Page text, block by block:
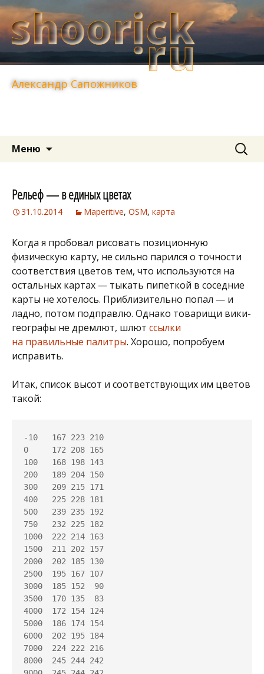
Александр Сапожников
Меню Найти:
Рельеф — в единых цветах
31.10.2014 Maperitive, OSM, карта
Когда я пробовал рисовать позиционную
физическую карту, не сильно парился о точности
соответствия цветов тем, что используются на
остальных картах — тыкать пипеткой в соседние
карты не хотелось. Приблизительно попал — и
ладно, потом подправлю. Однако товарищи вики-
географы не дремлют, шлют ссылки
на правильные палитры. Хорошо, попробуем
исправить.
Итак, список высот и соответствующих им цветов
такой:
-10   167 223 210
0     172 208 165
100   168 198 143
200   189 204 150
300   209 215 171
400   225 228 181
500   239 235 192
750   232 225 182
1000  222 214 163
1500  211 202 157
2000  202 185 130
2500  195 167 107
3000  185 152  90
3500  170 135  83
4000  172 154 124
5000  186 174 154
6000  202 195 184
7000  224 222 216
8000  245 244 242